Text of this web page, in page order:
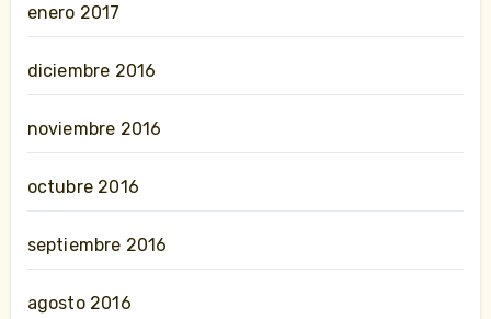
enero 2017
diciembre 2016
noviembre 2016
octubre 2016
septiembre 2016
agosto 2016